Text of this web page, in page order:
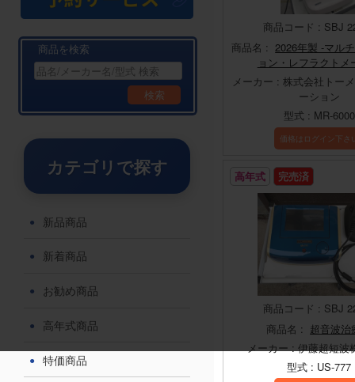
商品コード : SBJ
商品名 :2026年製 -マル
ョン・レフラクトメ
メーカー : 株式会社トー
ーション
型式 : MR-6000
価格はログイン下さ
高年式 完売済
商品コード : SBJ
商品名 : 超音波治
メーカー : 伊藤超短波
型式 : US-777
商品を検索
検索
カテゴリで探す
新品商品
新着商品
お勧め商品
高年式商品
特価商品